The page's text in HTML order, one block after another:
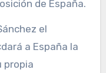
de España.
el
a España la
propia